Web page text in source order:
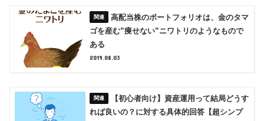
高配当株のポートフォリオは、金のタマ
ゴを産む”痩せない”ニワトリのようなもので
ある
2019.08.03
【初心者向け】資産運用って結局どうす
れば良いの？に対する具体的回答【超シンプ